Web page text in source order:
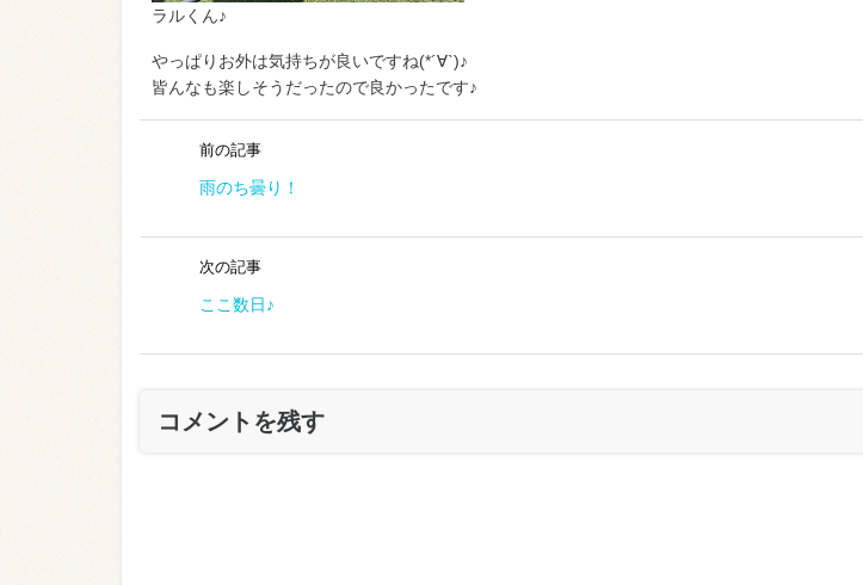
ラルくん♪
やっぱりお外は気持ちが良いですね(*´∀`)♪
皆んなも楽しそうだったので良かったです♪
前の記事
雨のち曇り！
次の記事
ここ数日♪
コメントを残す